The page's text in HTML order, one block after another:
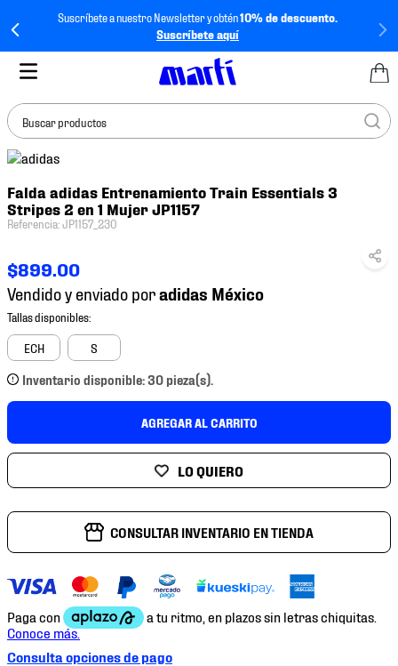
Suscríbete a nuestro Newsletter y obtén10% de descuento.
Suscríbete aquí
Buscar productos
Falda adidas Entrenamiento Train Essentials 3
Stripes 2 en 1 Mujer JP1157
Referencia:JP1157_230
$899.00
Vendido y enviado por
ECH S
Inventario disponible: 30 pieza(s).
AGREGAR AL CARRITO
CONSULTAR INVENTARIO EN TIENDA
Consulta opciones de pago
BUSCADOS
1.
tenis mujer
4.
tenis futbol
.
jersey
6.
mochila